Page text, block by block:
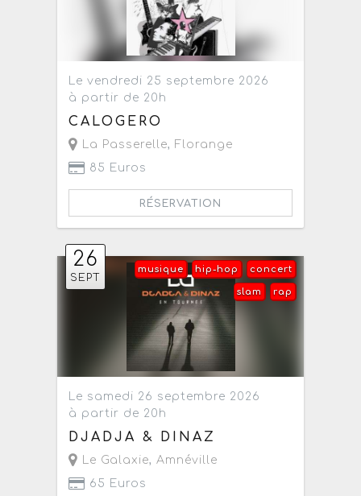
Le vendredi 25 septembre 2026
à partir de 20h
CALOGERO
La Passerelle, Florange
85 Euros
RÉSERVATION
26
SEPT
concert
hip-hop
musique
rap
slam
Le samedi 26 septembre 2026
à partir de 20h
DJADJA & DINAZ
Le Galaxie, Amnéville
65 Euros